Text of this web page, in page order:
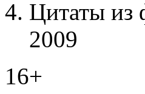
Цитаты из
2009
16+